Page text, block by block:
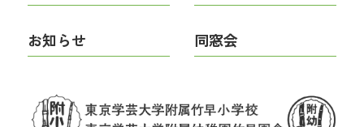
お知らせ 同窓会